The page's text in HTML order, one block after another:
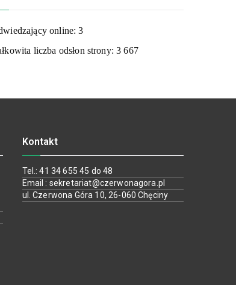
online:3
liczba odsłon strony:3 667
Kontakt
Tel.: 41 34 655 45 do 48
Email : sekretariat@czerwonagora.pl
ul. Czerwona Góra 10, 26-060 Chęciny